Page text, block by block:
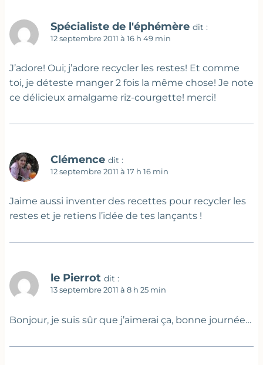
Spécialiste de l'éphémère dit :
12 septembre 2011 à 16 h 49 min
J’adore! Oui; j’adore recycler les restes! Et comme
toi, je déteste manger 2 fois la même chose! Je note
ce délicieux amalgame riz-courgette! merci!
Clémence dit :
12 septembre 2011 à 17 h 16 min
Jaime aussi inventer des recettes pour recycler les
restes et je retiens l’idée de tes lançants !
le Pierrot dit :
13 septembre 2011 à 8 h 25 min
Bonjour, je suis sûr que j’aimerai ça, bonne journée…